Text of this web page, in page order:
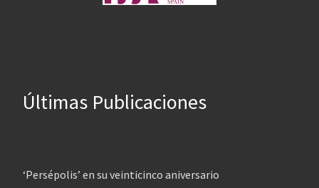
Últimas Publicaciones
‘Persépolis’ en su veinticinco aniversario